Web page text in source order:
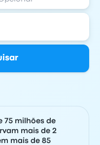
75 milhões de
mais de 2
mais de 85